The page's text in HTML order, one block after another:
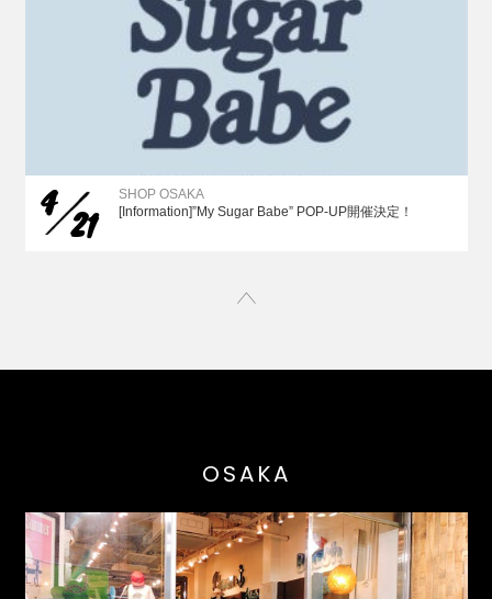
4 21
SHOP OSAKA
[Information]”My Sugar Babe” POP-UP開催決定！
OSAKA